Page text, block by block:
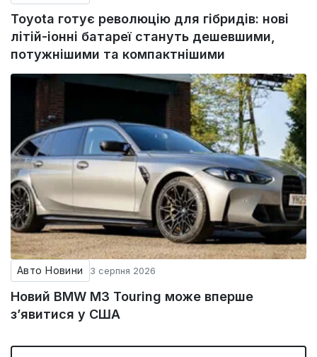
Toyota готує революцію для гібридів: нові
літій-іонні батареї стануть дешевшими,
потужнішими та компактнішими
Авто Новини 3 серпня 2026
Новий BMW M3 Touring може вперше
з’явитися у США